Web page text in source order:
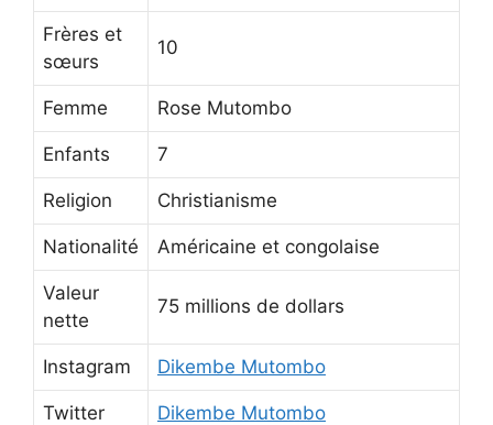
Frères et
sœurs
10
Femme Rose Mutombo
Enfants 7
Religion Christianisme
Nationalité Américaine et congolaise
Valeur
nette
75 millions de dollars
Instagram Dikembe Mutombo
Twitter Dikembe Mutombo